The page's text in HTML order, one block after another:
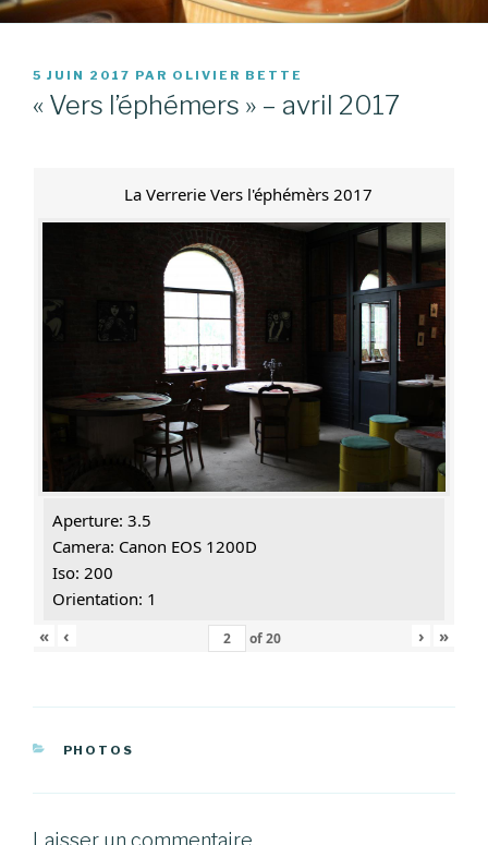
PUBLIÉ
LE
5 JUIN 2017 PAR OLIVIER BETTE
« Vers l’éphémers » – avril 2017
La Verrerie Vers l'éphémèrs 2017
Aperture: 3.5
Camera: Canon EOS 1200D
Iso: 200
Orientation: 1
«
‹ of20 › »
CATÉGORIES
PHOTOS
Laisser un commentaire